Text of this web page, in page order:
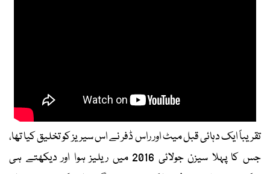
تقریباً ایک دہائی قبل میٹ اور راس ڈفر نے اس سیریز کو تخلیق کیا تھا،
جس کا پہلا سیزن جولائی 2016 میں ریلیز ہوا اور دیکھتے ہی